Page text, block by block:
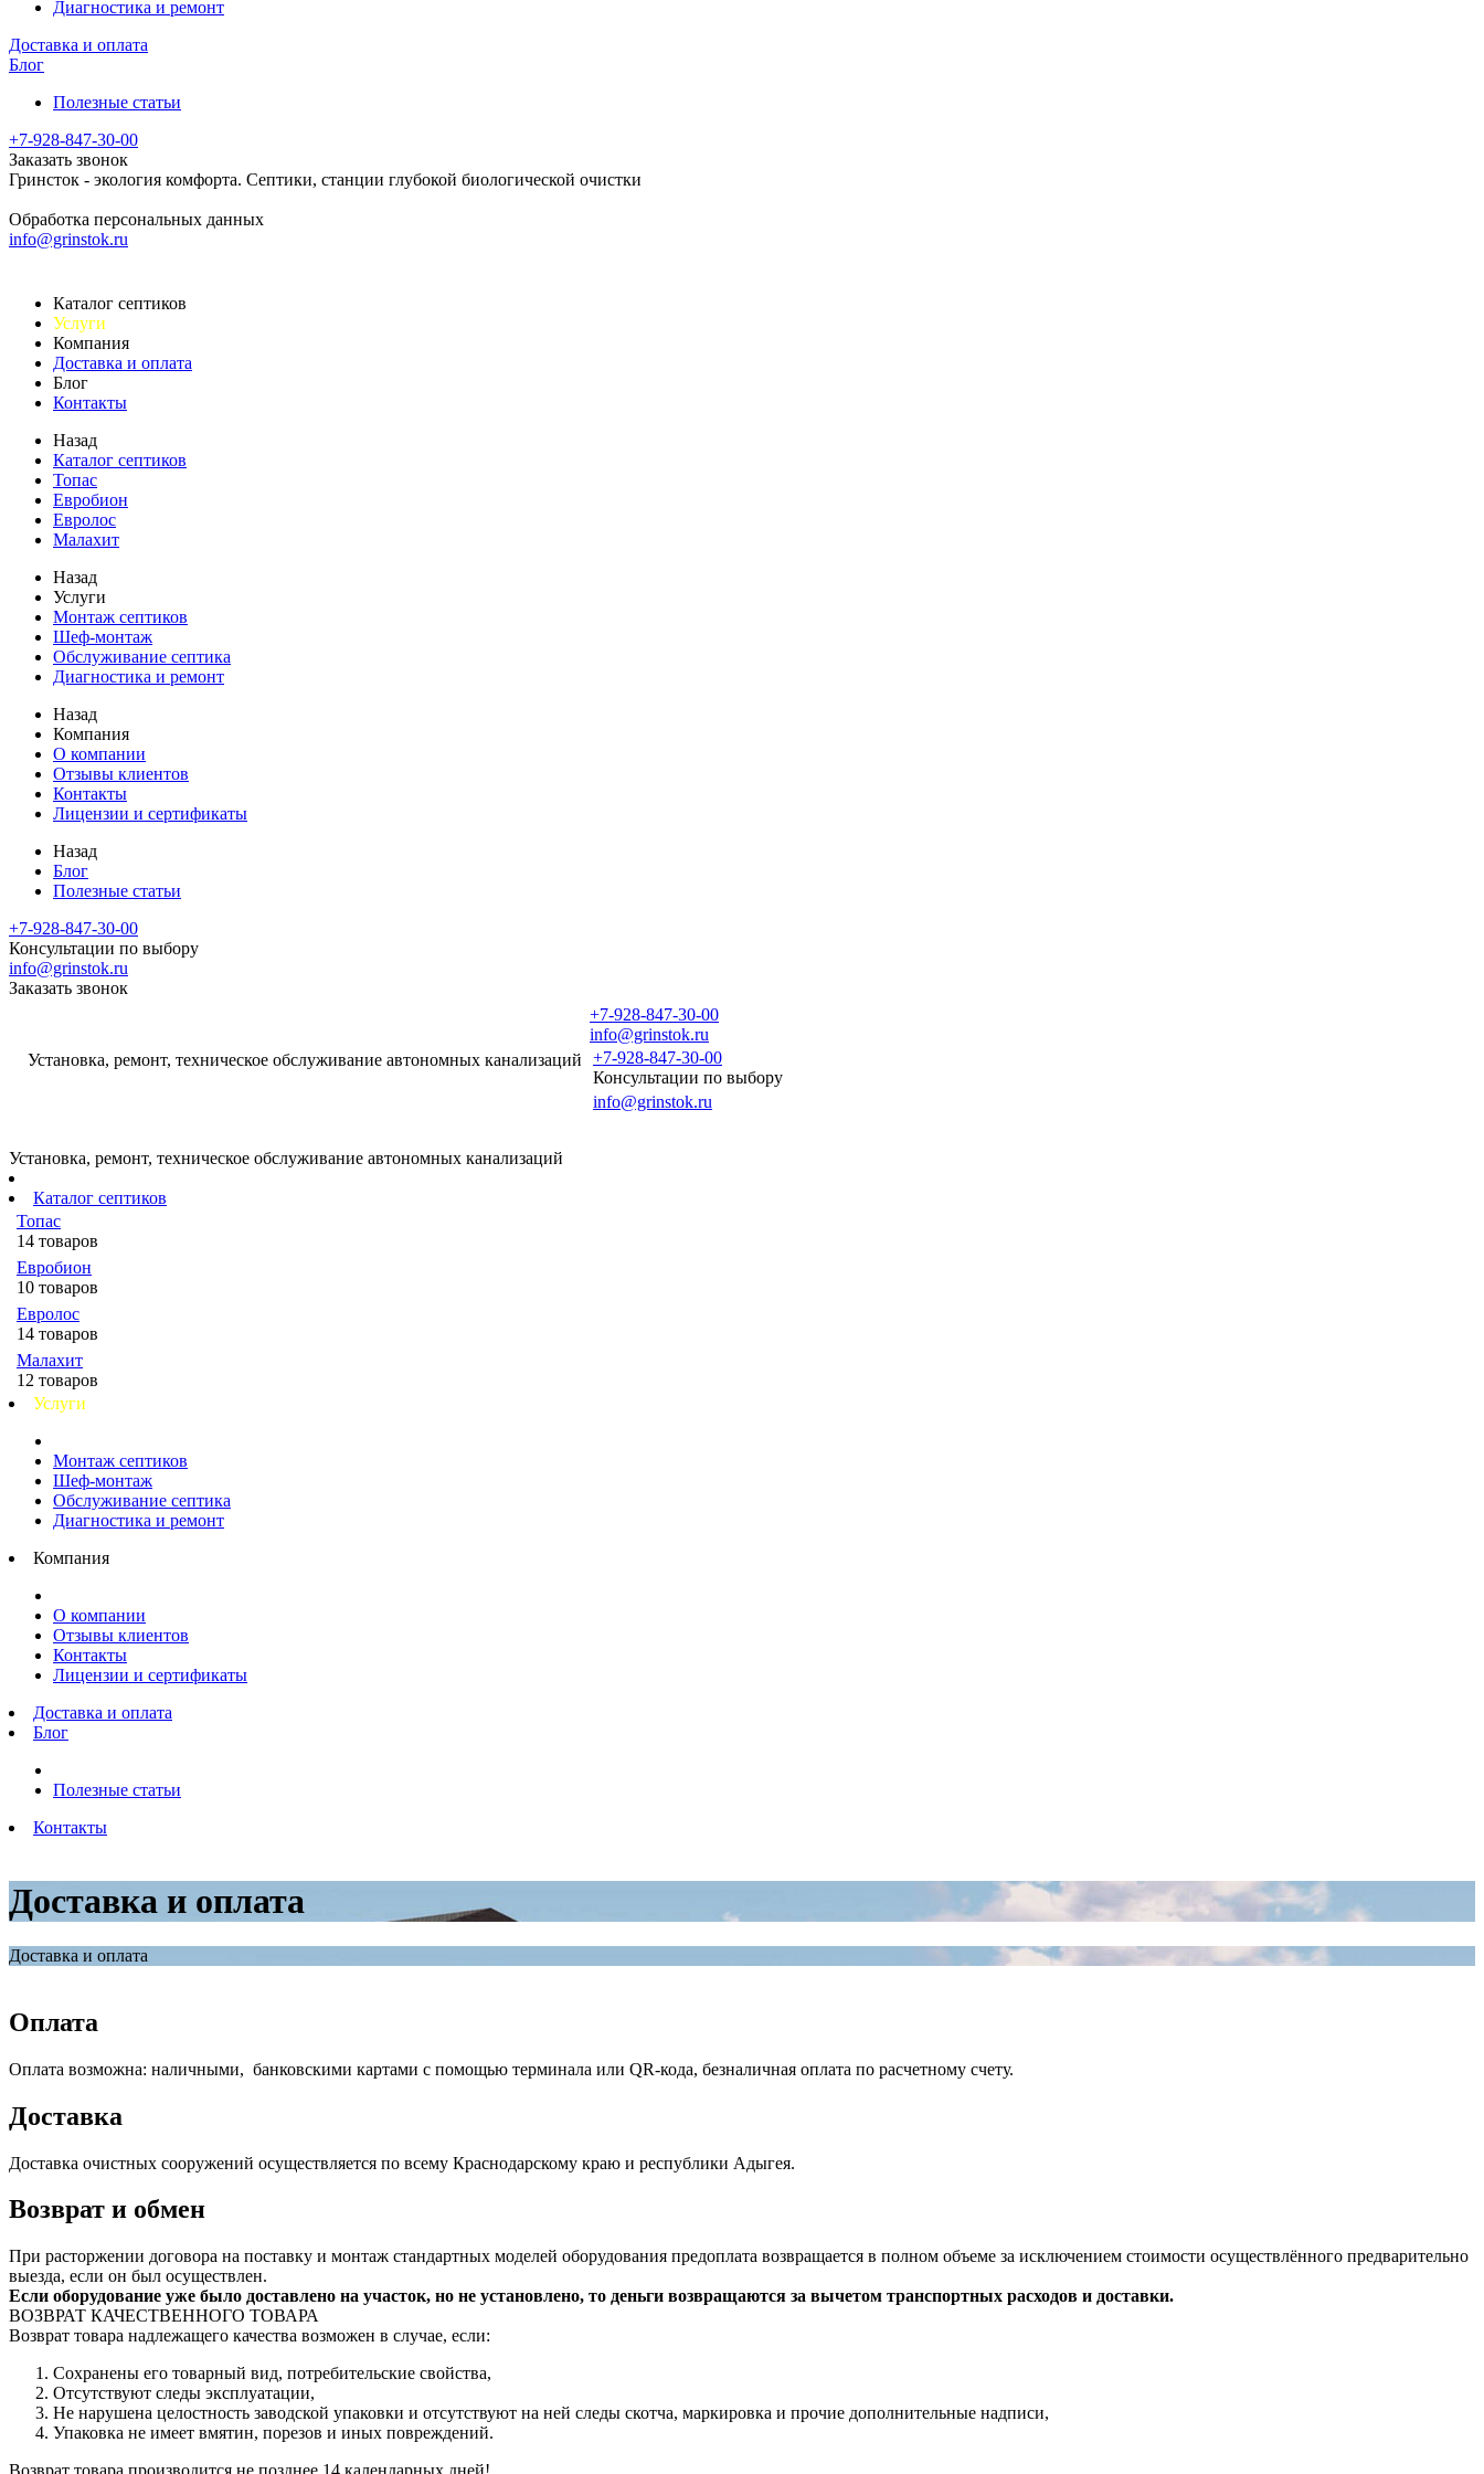
Диагностика и ремонт
Доставка и оплата
Блог
Полезные статьи
+7-928-847-30-00
Заказать звонок
Гринсток - экология комфорта. Септики, станции глубокой биологической очистки
Обработка персональных данных
info@grinstok.ru
Каталог септиков
Услуги
Компания
Доставка и оплата
Блог
Контакты
Назад
Каталог септиков
Топас
Евробион
Евролос
Малахит
Назад
Услуги
Монтаж септиков
Шеф-монтаж
Обслуживание септика
Диагностика и ремонт
Назад
Компания
О компании
Отзывы клиентов
Контакты
Лицензии и сертификаты
Назад
Блог
Полезные статьи
+7-928-847-30-00
Консультации по выбору
info@grinstok.ru
Заказать звонок
Установка, ремонт, техническое обслуживание автономных канализаций
+7-928-847-30-00
info@grinstok.ru
+7-928-847-30-00
Консультации по выбору
info@grinstok.ru
Установка, ремонт, техническое обслуживание автономных канализаций
Каталог септиков
Топас
14 товаров
Евробион
10 товаров
Евролос
14 товаров
Малахит
12 товаров
Услуги
Монтаж септиков
Шеф-монтаж
Обслуживание септика
Диагностика и ремонт
Компания
О компании
Отзывы клиентов
Контакты
Лицензии и сертификаты
Доставка и оплата
Блог
Полезные статьи
Контакты
Доставка и оплата
Доставка и оплата
Оплата
Оплата возможна: наличными, банковскими картами с помощью терминала или QR-кода, безналичная оплата по расчетному счету.
Доставка
Доставка очистных сооружений осуществляется по всему Краснодарскому краю и республики Адыгея.
Возврат и обмен
При расторжении договора на поставку и монтаж стандартных моделей оборудования предоплата возвращается в полном объеме за исключением стоимости осуществлённого предварительно
выезда, если он был осуществлен.
Если оборудование уже было доставлено на участок, но не установлено, то деньги возвращаются за вычетом транспортных расходов и доставки.
ВОЗВРАТ КАЧЕСТВЕННОГО ТОВАРА
Возврат товара надлежащего качества возможен в случае, если:
Сохранены его товарный вид, потребительские свойства,
Отсутствуют следы эксплуатации,
Не нарушена целостность заводской упаковки и отсутствуют на ней следы скотча, маркировка и прочие дополнительные надписи,
Упаковка не имеет вмятин, порезов и иных повреждений.